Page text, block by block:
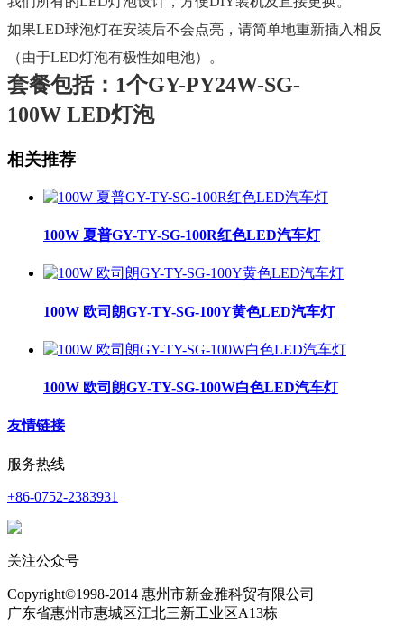
如果LED球泡灯在安装后不会点亮，请简单地重新插入相反
（由于LED灯泡有极性如电池）。
套餐包括：1个GY-PY24W-SG-
100W LED灯泡
相关推荐
100W 夏普GY-TY-SG-100R红色LED汽车灯
100W 欧司朗GY-TY-SG-100Y黄色LED汽车灯
100W 欧司朗GY-TY-SG-100W白色LED汽车灯
友情链接
服务热线
+86-0752-2383931
关注公众号
Copyright©1998-2014 惠州市新金雅科贸有限公司
广东省惠州市惠城区江北三新工业区A13栋